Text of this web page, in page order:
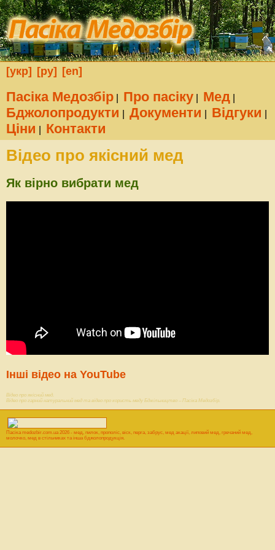
[укр] [ру] [en]
Пасіка Медозбір Про пасіку Мед
Бджолопродукти Документи Відгуки
Ціни Контакти
Відео про якісний мед
Як вірно вибрати мед
Інші відео на YouTube
Відео про якісний мед.
Відео про гарний натуральний мед та відео про користь меду Бджільництво – Пасіка Медозбір.
Пасікаmedozbir.com.ua2026 - мед, пилок, прополіс, віск, перга, забрус, мед акації, липовий мед, гречаний мед,
молочко, мед в стільниках та інша бджолопродукція.